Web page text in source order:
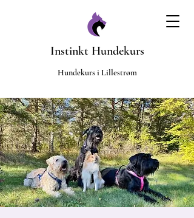
Instinkt Hundekurs
​Hundekurs i Lillestrøm